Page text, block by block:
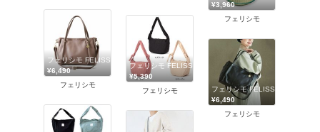
¥3,960
フェリシモ
フェリシモ FELISSIMO
¥6,490
フェリシモ
フェリシモ FELISSIMO
¥5,390
フェリシモ
フェリシモ FELISSIMO
¥6,490
フェリシモ